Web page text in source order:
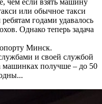
чем если взять машину
или обычное такси
годами удавалось
Однако теперь задача
Минск.
и своей службой
машинках получше – до 50